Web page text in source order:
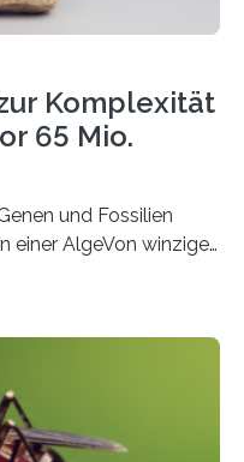
Komplexität
65 Mio.
und Fossilien
einer AlgeVon winzigen
Millionen Jahren
eine Gruppe heraus,
die